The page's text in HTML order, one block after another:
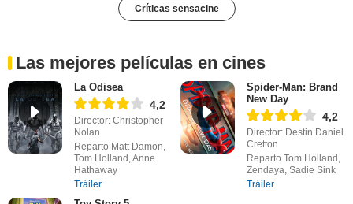
Críticas sensacine
Las mejores películas en cines
La Odisea
4,2
Director: Christopher
Nolan
Reparto Matt Damon,
Tom Holland, Anne
Hathaway
Tráiler
Spider-Man: Brand
New Day
4,2
Director: Destin Daniel
Cretton
Reparto Tom Holland,
Zendaya, Sadie Sink
Tráiler